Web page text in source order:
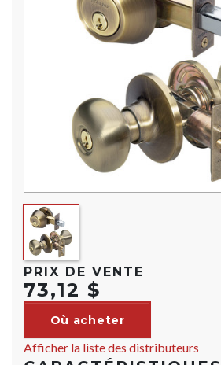
PRIX DE VENTE
73,12 $
Où acheter
Afficher la liste des distributeurs